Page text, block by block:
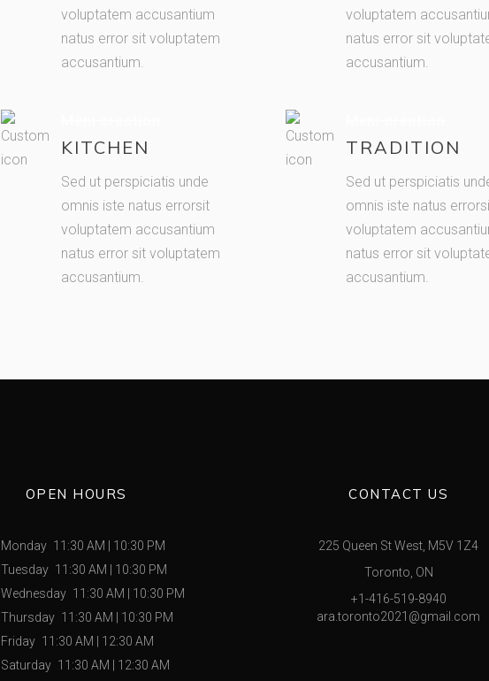
voluptatem accusantium
natus error sit voluptatem
accusantium.
KITCHEN
Sed ut perspiciatis unde
omnis iste natus errorsit
voluptatem accusantium
natus error sit voluptatem
accusantium.
voluptatem
natus error sit
accusantium.
TRADITION
Sed ut perspiciatis
omnis iste natus
voluptatem
natus error sit
accusantium.
OPEN HOURS
Monday 11:30 AM
10:30 PM
Tuesday 11:30 AM
10:30 PM
Wednesday 11:30 AM
10:30 PM
Thursday 11:30 AM
10:30 PM
Friday 11:30 AM
12:30 AM
Saturday 11:30 AM 12:30 AM
CONTACT US
225 Queen St West, M5V 1Z4
Toronto, ON
+1-416-519-8940
ara.toronto2021@gmail.com